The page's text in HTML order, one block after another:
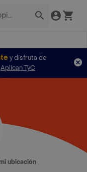
y disfruta de
Aplican TyC
ubicación